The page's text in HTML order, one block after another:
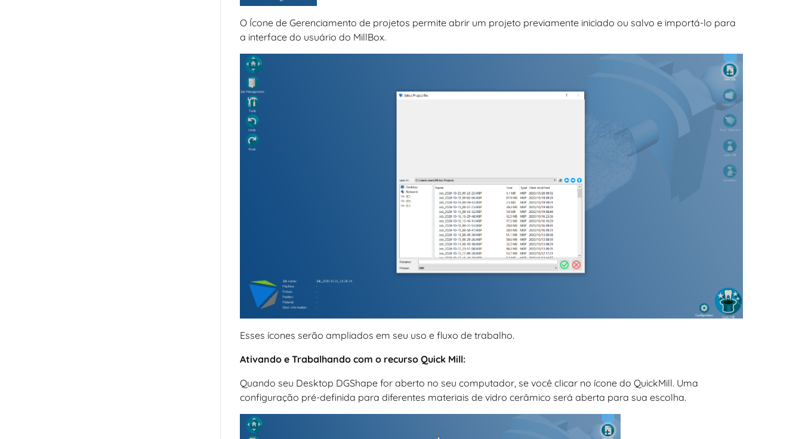
O Ícone de Gerenciamento de projetos permite abrir um projeto previamente iniciado ou salvo e importá-lo para
a interface do usuário do MillBox.
Esses ícones serão ampliados em seu uso e fluxo de trabalho.
Ativando e Trabalhando com o recurso Quick Mill:
Quando seu Desktop DGShape for aberto no seu computador, se você clicar no ícone do QuickMill. Uma
configuração pré-definida para diferentes materiais de vidro cerâmico será aberta para sua escolha.